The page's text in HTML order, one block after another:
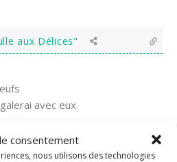
consentement
nous utilisons des technologies
aux Délices"
avec eux